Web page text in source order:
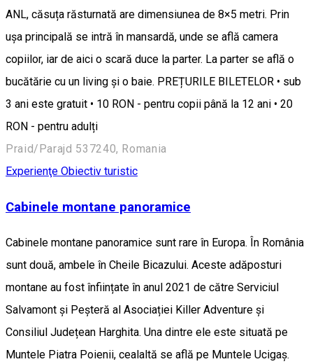
ANL, căsuța răsturnată are dimensiunea de 8×5 metri. Prin
ușa principală se intră în mansardă, unde se află camera
copiilor, iar de aici o scară duce la parter. La parter se află o
bucătărie cu un living și o baie. PREȚURILE BILETELOR • sub
3 ani este gratuit • 10 RON - pentru copii până la 12 ani • 20
RON - pentru adulți
Praid/Parajd 537240, Romania
Experienţe Obiectiv turistic
Cabinele montane panoramice
Cabinele montane panoramice sunt rare în Europa. În România
sunt două, ambele în Cheile Bicazului. Aceste adăposturi
montane au fost înființate în anul 2021 de către Serviciul
Salvamont și Peșteră al Asociației Killer Adventure și
Consiliul Județean Harghita. Una dintre ele este situată pe
Muntele Piatra Poienii, cealaltă se află pe Muntele Ucigaş.